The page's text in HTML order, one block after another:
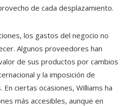
de cada desplazamiento.
los gastos del negocio no
Algunos proveedores han
de sus productos por cambios
y la imposición de
En ciertas ocasiones, Williams ha
más accesibles, aunque en